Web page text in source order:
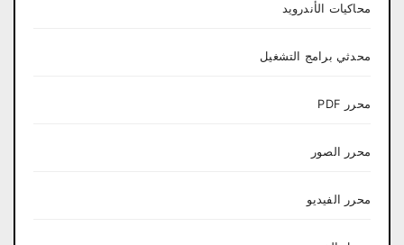
محاكيات الأندرويد
محدثي برامج التشغيل
محرر PDF
محرر الصور
محرر الفيديو